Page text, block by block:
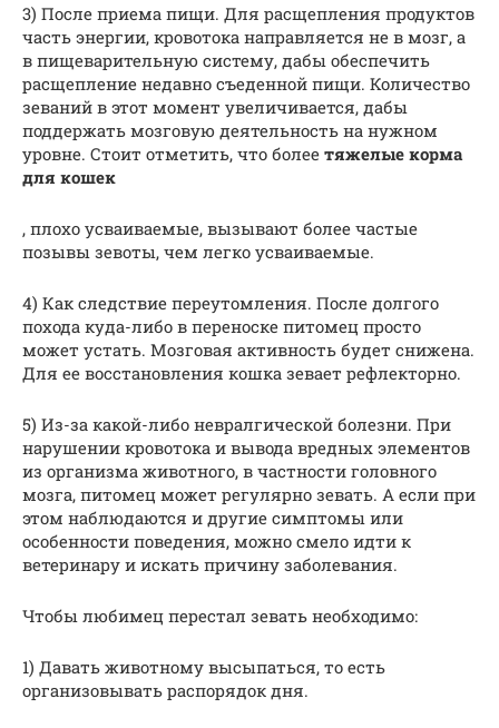
3) После приема пищи. Для расщепления продуктов
часть энергии, кровотока направляется не в мозг, а
в пищеварительную систему, дабы обеспечить
расщепление недавно съеденной пищи. Количество
зеваний в этот момент увеличивается, дабы
поддержать мозговую деятельность на нужном
уровне. Стоит отметить, что более тяжелые корма
для кошек
, плохо усваиваемые, вызывают более частые
позывы зевоты, чем легко усваиваемые.
4) Как следствие переутомления. После долгого
похода куда-либо в переноске питомец просто
может устать. Мозговая активность будет снижена.
Для ее восстановления кошка зевает рефлекторно.
5) Из-за какой-либо невралгической болезни. При
нарушении кровотока и вывода вредных элементов
из организма животного, в частности головного
мозга, питомец может регулярно зевать. А если при
этом наблюдаются и другие симптомы или
особенности поведения, можно смело идти к
ветеринару и искать причину заболевания.
Чтобы любимец перестал зевать необходимо:
1) Давать животному высыпаться, то есть
организовывать распорядок дня.